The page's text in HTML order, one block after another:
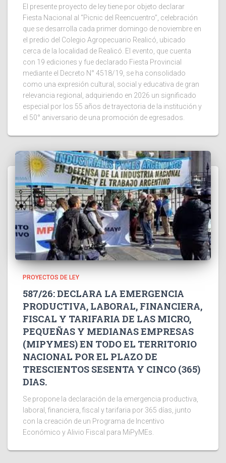
El presente proyecto de ley tiene por objeto declarar
Fiesta Nacional al “Picnic del Reencuentro”, celebración
que se desarrolla cada primer domingo de noviembre en
el predio del Colegio Agropecuario Realicó, ubicado
cerca de la localidad de Realicó. El evento, que cuenta
con 19 ediciones y fue declarado Fiesta Provincial
mediante el Decreto N° 4518/19, se ha consolidado
como una expresión cultural, social y educativa de gran
relevancia regional, adquiriendo en 2026 un significado
especial por los 55 años de trayectoria de la institución y
el 50° aniversario de una promoción de egresados.
PROYECTOS DE LEY
587/26: DECLARA LA EMERGENCIA
PRODUCTIVA, LABORAL, FINANCIERA,
FISCAL Y TARIFARIA DE LAS MICRO,
PEQUEÑAS Y MEDIANAS EMPRESAS
(MIPYMES) EN TODO EL TERRITORIO
NACIONAL POR EL PLAZO DE
TRESCIENTOS SESENTA Y CINCO (365)
DIAS.
Se propone la declaración de la emergencia productiva,
laboral, financiera, fiscal y tarifaria por 365 días, junto
con la creación de un Programa de Incentivo
Económico y Alivio Fiscal para MiPyMEs.